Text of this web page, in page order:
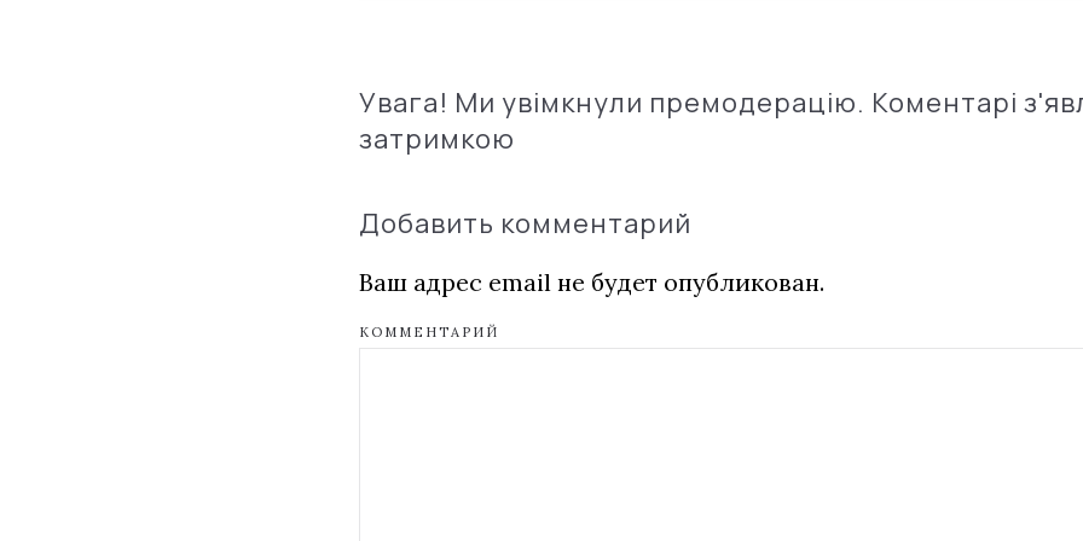
Увага! Ми увімкнули премодерацію. Коментарі
затримкою
Добавить комментарий
Ваш адрес email не будет опубликован.
КОММЕНТАРИЙ